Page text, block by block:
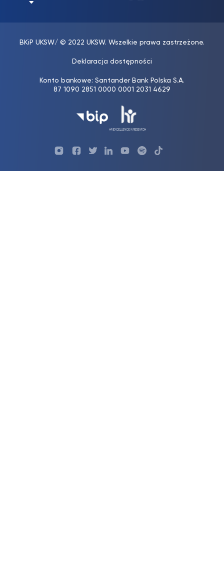
BKiP UKSW/ © 2022 UKSW. Wszelkie prawa zastrzeżone.
Deklaracja dostępności
Konto bankowe: Santander Bank Polska S.A.
87 1090 2851 0000 0001 2031 4629
Profil ProfilProfilProfil UKSWProfilUKSW